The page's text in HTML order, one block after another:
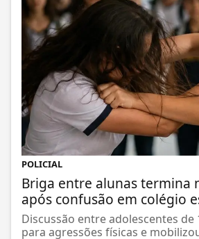
POLICIAL
Briga entre alunas termina
após confusão em colégio
Discussão entre adolescentes de
para agressões físicas e mobilizou